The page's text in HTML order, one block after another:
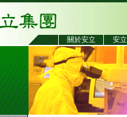
關於安立 安